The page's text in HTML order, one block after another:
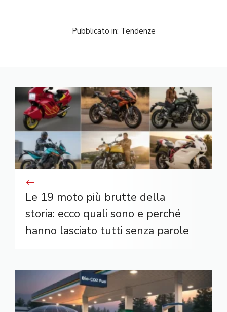
Pubblicato in: Tendenze
Le 19 moto più brutte della
storia: ecco quali sono e perché
hanno lasciato tutti senza parole